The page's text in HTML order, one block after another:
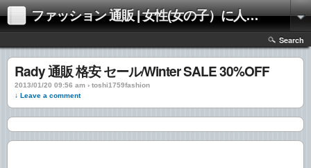
ファッション 通販 | 女性(女の子）に人気のファッションの通販 | 情報
Search
Rady 通販 格安 セール/Winter SALE 30%OFF
2013/01/20 09:56 am › toshi1759fashion
↓ Leave a comment